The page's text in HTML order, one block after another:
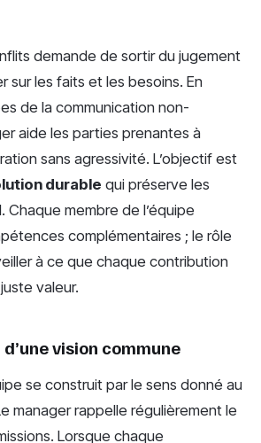
demande de sortir du jugement
sur les faits et les besoins. En
de la communication non-
aide les parties prenantes à
sans agressivité. L’objectif est
durable qui préserve les
Chaque membre de l’équipe
complémentaires ; le rôle
à ce que chaque contribution
valeur.
vision commune
se construit par le sens donné au
manager rappelle régulièrement le
Lorsque chaque